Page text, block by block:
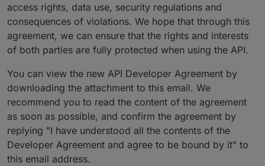
access rights, data use, security regulations and
consequences of violations. We hope that through this
agreement, we can ensure that the rights and interests
of both parties are fully protected when using the API.
You can view the new API Developer Agreement by
downloading the attachment to this email. We
recommend you to read the content of the agreement
as soon as possible, and confirm the agreement by
replying "I have understood all the contents of the
Developer Agreement and agree to be bound by it" to
this email address.